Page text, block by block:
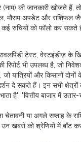
की जानकारी खोजते हैं,
मौसम अपडेट और राशिफल
कई रुचियों को फॉलो कर सकते
टेस्ट, वेस्टइंडीज़ के
रिपोर्ट भी उपलब्ध है, जो
यात्रियों और किसानों दोनों
दे सकते हैं। इन सभी क्षेत्रों
है", "वित्तीय बाजार में
या अगले सप्ताह के
खबरों को श्रेणियों में बाँट